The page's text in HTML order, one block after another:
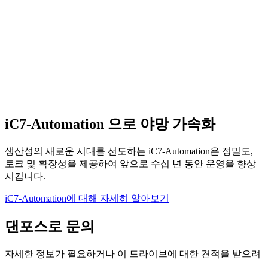
iC7-Automation 으로 야망 가속화
생산성의 새로운 시대를 선도하는 iC7-Automation은 정밀도,
토크 및 확장성을 제공하여 앞으로 수십 년 동안 운영을 향상
시킵니다.
iC7-Automation에 대해 자세히 알아보기
댄포스로 문의
자세한 정보가 필요하거나 이 드라이브에 대한 견적을 받으려